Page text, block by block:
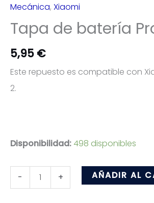
Mecánica, Xiaomi
Tapa de batería
5,95 €
Este repuesto es compatible con
2.
Disponibilidad: 498 disponibles
-
Tapa
de
+ AÑADIR AL